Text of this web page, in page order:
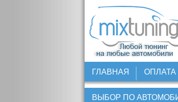
ГЛАВНАЯ ОПЛАТА
ВЫБОР ПО